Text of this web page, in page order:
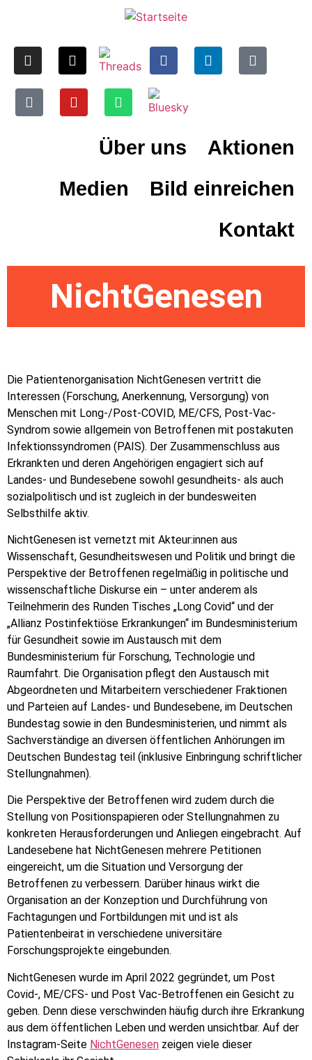
Über uns
Aktionen
Medien
Bild einreichen
Kontakt
NichtGenesen
Die Patientenorganisation NichtGenesen vertritt die
Interessen (Forschung, Anerkennung, Versorgung) von
Menschen mit Long-/Post-COVID, ME/CFS, Post-Vac-
Syndrom sowie allgemein von Betroffenen mit postakuten
Infektionssyndromen (PAIS). Der Zusammenschluss aus
Erkrankten und deren Angehörigen engagiert sich auf
Landes- und Bundesebene sowohl gesundheits- als auch
sozialpolitisch und ist zugleich in der bundesweiten
Selbsthilfe aktiv.
NichtGenesen ist vernetzt mit Akteur:innen aus
Wissenschaft, Gesundheitswesen und Politik und bringt die
Perspektive der Betroffenen regelmäßig in politische und
wissenschaftliche Diskurse ein – unter anderem als
Teilnehmerin des Runden Tisches „Long Covid“ und der
„Allianz Postinfektiöse Erkrankungen“ im Bundesministerium
für Gesundheit sowie im Austausch mit dem
Bundesministerium für Forschung, Technologie und
Raumfahrt. Die Organisation pflegt den Austausch mit
Abgeordneten und Mitarbeitern verschiedener Fraktionen
und Parteien auf Landes- und Bundesebene, im Deutschen
Bundestag sowie in den Bundesministerien, und nimmt als
Sachverständige an diversen öffentlichen Anhörungen im
Deutschen Bundestag teil (inklusive Einbringung schriftlicher
Stellungnahmen).
Die Perspektive der Betroffenen wird zudem durch die
Stellung von Positionspapieren oder Stellungnahmen zu
konkreten Herausforderungen und Anliegen eingebracht. Auf
Landesebene hat NichtGenesen mehrere Petitionen
eingereicht, um die Situation und Versorgung der
Betroffenen zu verbessern. Darüber hinaus wirkt die
Organisation an der Konzeption und Durchführung von
Fachtagungen und Fortbildungen mit und ist als
Patientenbeirat in verschiedene universitäre
Forschungsprojekte eingebunden.
NichtGenesen wurde im April 2022 gegründet, um Post
Covid-, ME/CFS- und Post Vac-Betroffenen ein Gesicht zu
geben. Denn diese verschwinden häufig durch ihre Erkrankung
aus dem öffentlichen Leben und werden unsichtbar. Auf der
Instagram-Seite NichtGenesen zeigen viele dieser